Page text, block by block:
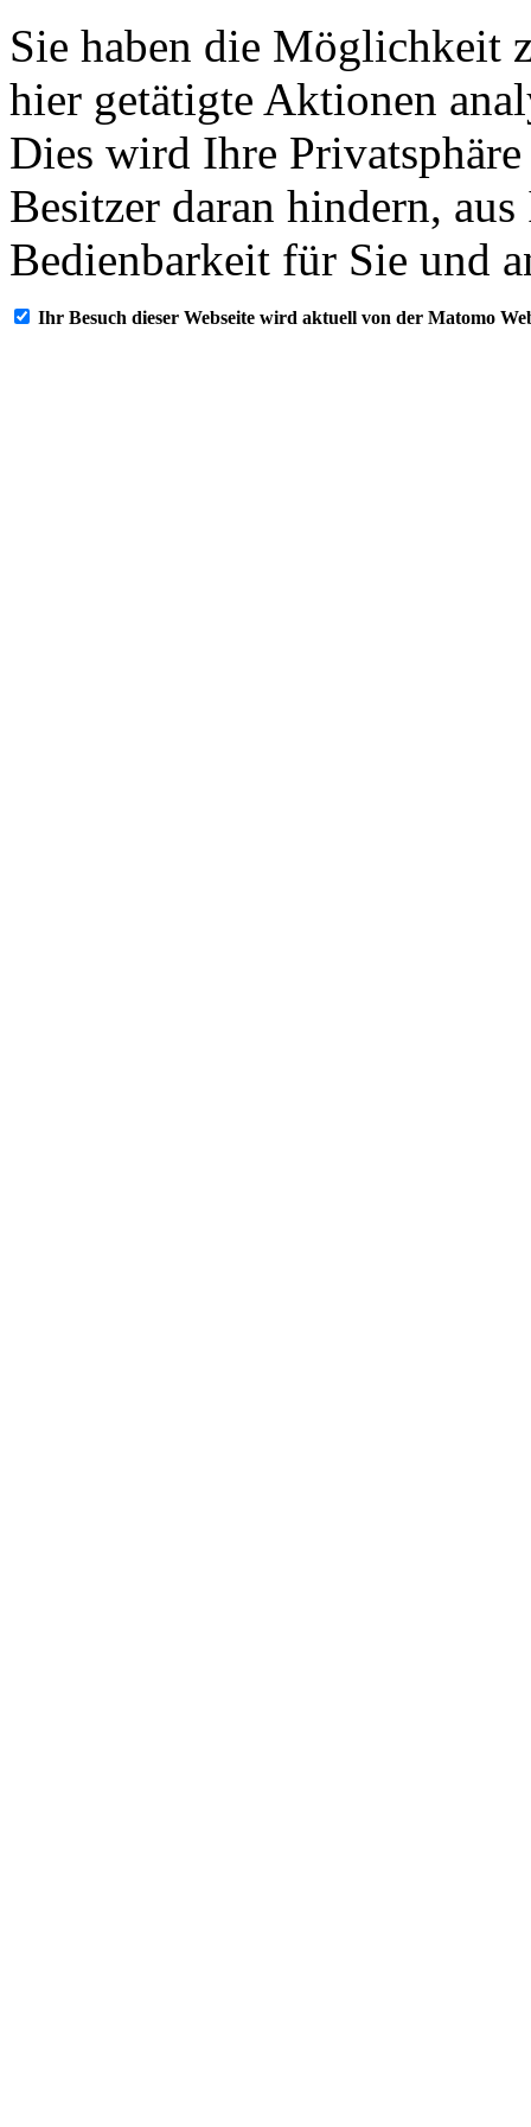
Sie haben die Möglichkeit
hier getätigte Aktionen
Dies wird Ihre
Besitzer daran hindern,
Bedienbarkeit für Sie und
Ihr Besuch dieser Webseite wird aktuell von der Matomo